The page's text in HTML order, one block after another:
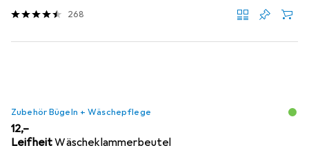
268
Zubehör Bügeln + Wäschepflege
EUR
12,–
LeifheitWäscheklammerbeutel